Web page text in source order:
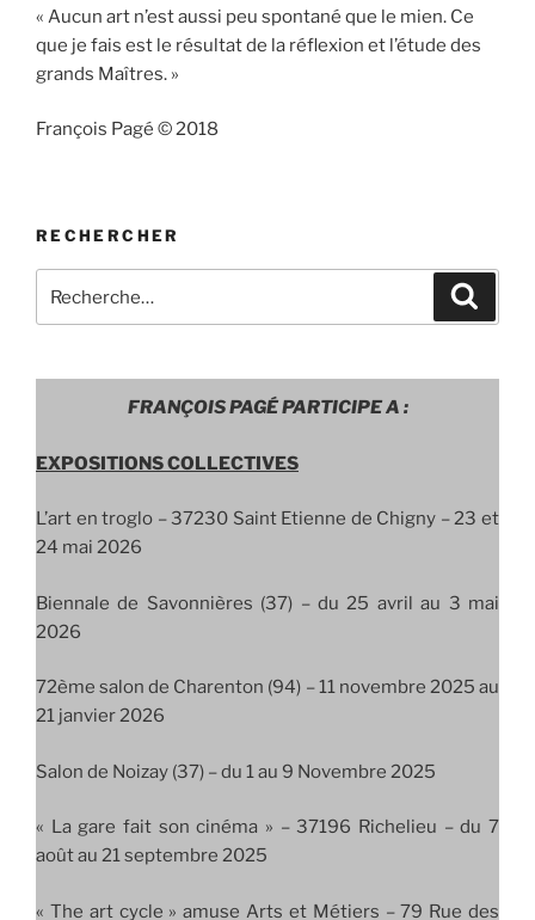
« Aucun art n’est aussi peu spontané que le mien. Ce
que je fais est le résultat de la réflexion et l’étude des
grands Maîtres. »
François Pagé © 2018
RECHERCHER
pour
FRANÇOIS PAGÉ PARTICIPE A :
EXPOSITIONS COLLECTIVES
L’art en troglo – 37230 Saint Etienne de Chigny – 23 et
24 mai 2026
Biennale de Savonnières (37) – du 25 avril au 3 mai
2026
72ème salon de Charenton (94) – 11 novembre 2025 au
21 janvier 2026
Salon de Noizay (37) – du 1 au 9 Novembre 2025
« La gare fait son cinéma » – 37196 Richelieu – du 7
août au 21 septembre 2025
« The art cycle » amuse Arts et Métiers – 79 Rue des